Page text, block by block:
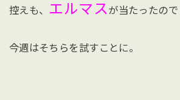
控えも、 エルマスが当たったので
今週はそちらを試すことに。